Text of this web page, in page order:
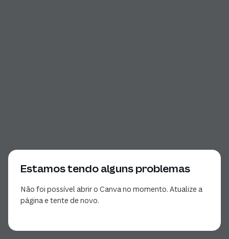
Estamos tendo alguns problemas
Não foi possível abrir o Canva no momento. Atualize a
página e tente de novo.